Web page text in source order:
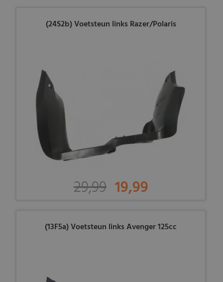
(24S2b) Voetsteun links Razer/Polaris
29,99 19,99
(13F5a) Voetsteun links Avenger 125cc